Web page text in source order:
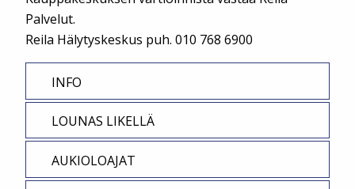
Palvelut.
Reila Hälytyskeskus puh. 010 768 6900
INFO
LOUNAS LIKELLÄ
AUKIOLOAJAT